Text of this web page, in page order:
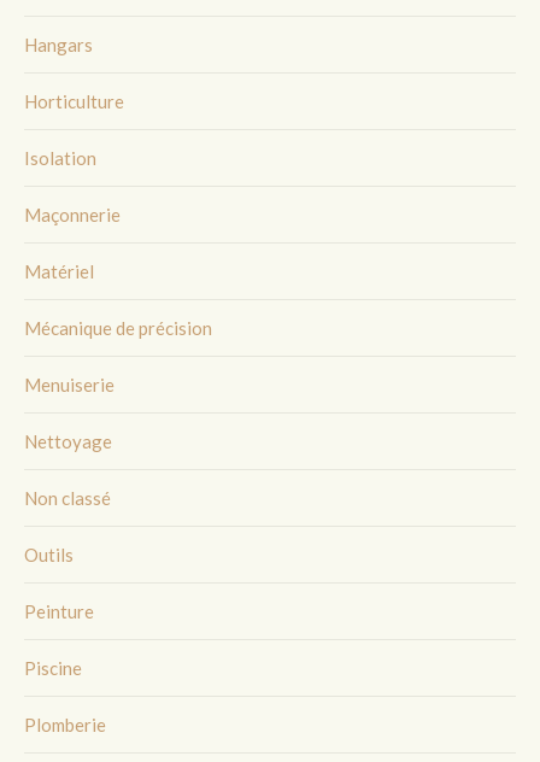
Hangars
Horticulture
Isolation
Maçonnerie
Matériel
Mécanique de précision
Menuiserie
Nettoyage
Non classé
Outils
Peinture
Piscine
Plomberie